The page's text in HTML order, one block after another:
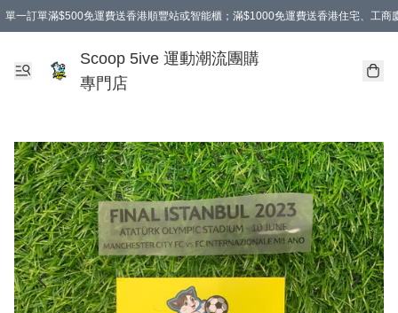
單一訂單滿$500免運費送香港順豐站或智能櫃；滿$1000免運費送香港住宅、工商
Scoop 5ive 運動潮流團購
專門店